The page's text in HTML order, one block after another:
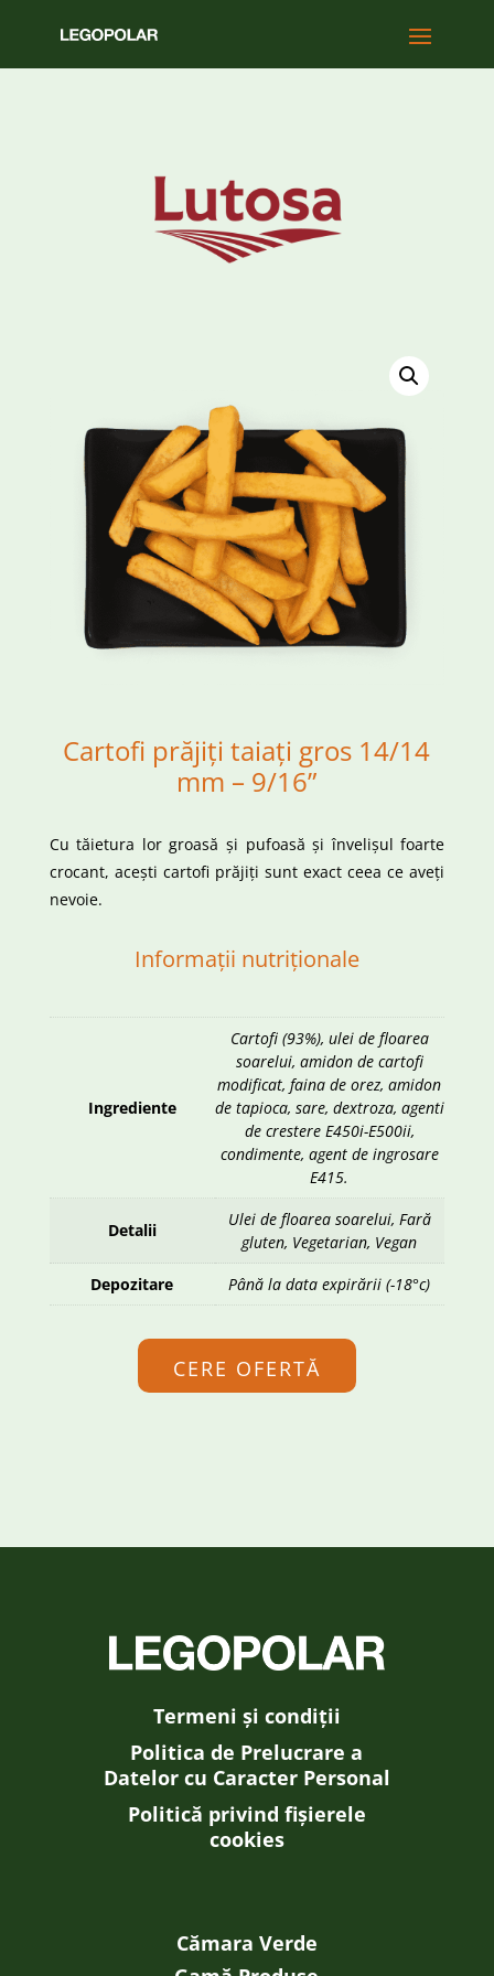
Cartofi prăjiți taiați gros 14/14
mm – 9/16”
Cu tăietura lor groasă și pufoasă și învelișul foarte
crocant, acești cartofi prăjiți sunt exact ceea ce aveți
nevoie.
Informații nutriționale
Ingrediente
Cartofi (93%), ulei de floarea
soarelui, amidon de cartofi
modificat, faina de orez, amidon
de tapioca, sare, dextroza, agenti
de crestere E450i-E500ii,
condimente, agent de ingrosare
E415.
Detalii
Ulei de floarea soarelui, Fară
gluten, Vegetarian, Vegan
Depozitare
Până la data expirării (-18°c)
CERE OFERTĂ
Termeni și condiții
Politica de Prelucrare a
Datelor cu Caracter Personal
Politică privind fișierele
cookies
Cămara Verde